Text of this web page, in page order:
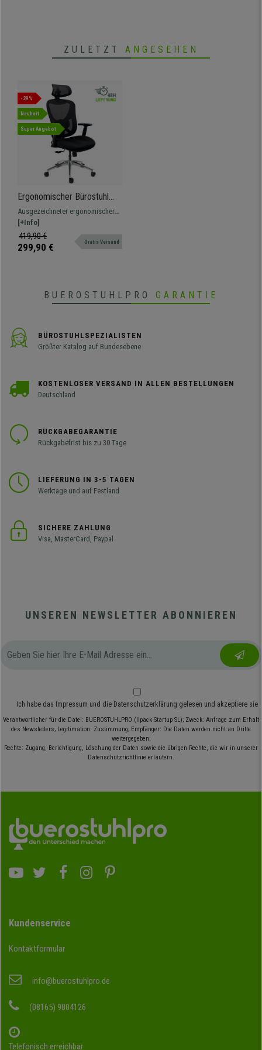
ZULETZT ANGESEHEN
-29%
Neuheit
Super Angebot
Ergonomischer Bürostuhl
URUS, höhenverstellbare
Rückenlehne,
Lordosenstütze,
Metallgestell, Schwarz
Ausgezeichneter ergonomischer
Stuhl für den professionellen und
intensiven Gebrauch mit
verstellbarer Rückenlehne und
Lordosenstütze.
[+Info]
419,90 €
299,90 € Gratis Versand
BUEROSTUHLPRO GARANTIE
BÜROSTUHLSPEZIALISTEN
Größter Katalog auf Bundesebene
KOSTENLOSER VERSAND IN ALLEN BESTELLUNGEN
Deutschland
RÜCKGABEGARANTIE
Rückgabefrist bis zu 30 Tage
LIEFERUNG IN 3-5 TAGEN
Werktage und auf Festland
SICHERE ZAHLUNG
Visa, MasterCard, Paypal
UNSEREN NEWSLETTER ABONNIEREN
Ich habe das Impressum und die Datenschutzerklärung gelesen und akzeptiere sie
Verantwortlicher für die Datei: BUEROSTUHLPRO (Ilpack Startup SL); Zweck: Anfrage zum Erhalt
des Newsletters; Legitimation: Zustimmung; Empfänger: Die Daten werden nicht an Dritte
weitergegeben;
Rechte: Zugang, Berichtigung, Löschung der Daten sowie die übrigen Rechte, die wir in unserer
Datenschutzrichtlinie erläutern.
Kundenservice
Kontaktformular
info@buerostuhlpro.de
(08165) 9804126
Telefonisch erreichbar: